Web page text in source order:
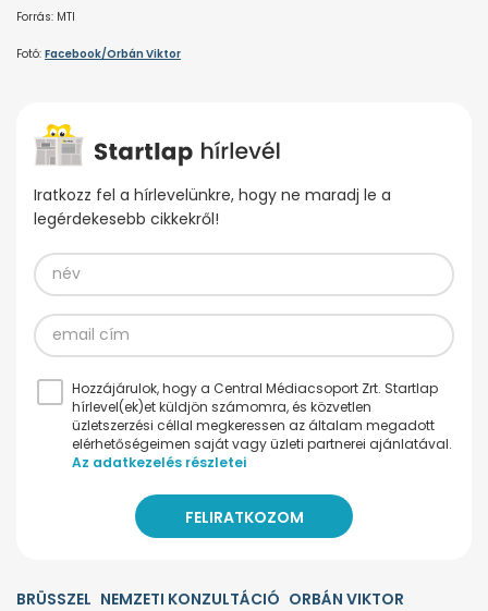
Forrás: MTI
Fotó: Facebook/Orbán Viktor
Iratkozz fel a hírlevelünkre, hogy ne maradj le a
legérdekesebb cikkekről!
Hozzájárulok, hogy a Central Médiacsoport Zrt. Startlap
hírlevel(ek)et küldjön számomra, és közvetlen
üzletszerzési céllal megkeressen az általam megadott
elérhetőségeimen saját vagy üzleti partnerei ajánlatával.
Az adatkezelés részletei
BRÜSSZEL NEMZETI KONZULTÁCIÓ ORBÁN VIKTOR